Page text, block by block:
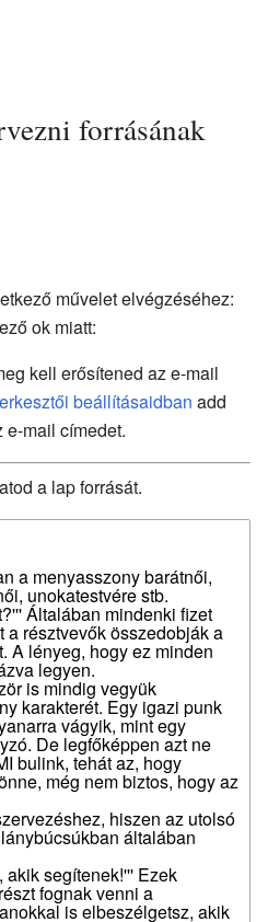
forrásának
művelet elvégzéséhez:
ok miatt:
kell erősítened az e-mail
beállításaidban add
e-mail címedet.
a lap forrását.